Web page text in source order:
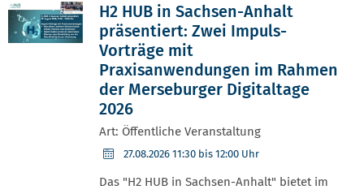
H2 HUB in Sachsen-Anhalt
präsentiert: Zwei Impuls-
Vorträge mit
Praxisanwendungen im Rahmen
der Merseburger Digitaltage
2026
Art: Öffentliche Veranstaltung
27.08.2026 11:30 bis 12:00 Uhr
Das "H2 HUB in Sachsen-Anhalt" bietet im